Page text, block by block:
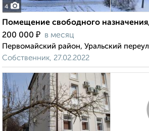
4
Помещение свободного
200 000 ₽ в месяц
Первомайский район, Уральский
Собственник, 27.02.2022